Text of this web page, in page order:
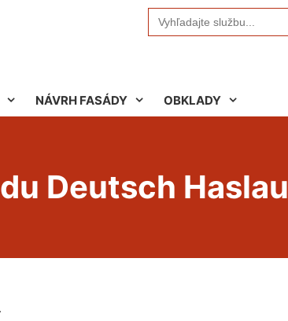
Search
for:
NÁVRH FASÁDY OBKLADY
Deutsch Haslau
.